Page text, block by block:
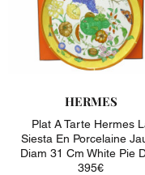
HERMES
Plat A Tarte Hermes
Siesta En Porcelaine
Diam 31 Cm White Pie
395€